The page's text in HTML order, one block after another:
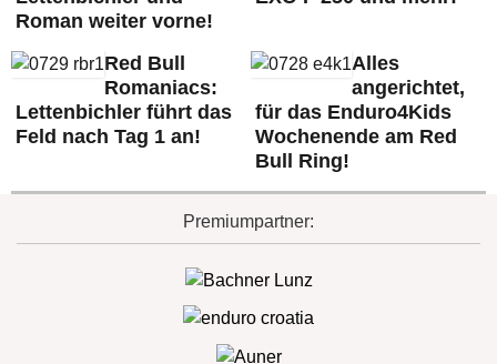
Roman weiter vorne!
Red Bull
Romaniacs:
Lettenbichler führt das
Feld nach Tag 1 an!
Alles
angerichtet,
für das Enduro4Kids
Wochenende am Red
Bull Ring!
Premiumpartner: